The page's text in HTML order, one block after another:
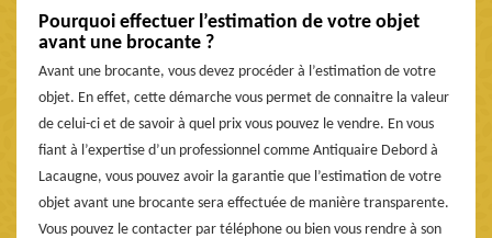
Pourquoi effectuer l’estimation de votre objet
avant une brocante ?
Avant une brocante, vous devez procéder à l’estimation de votre
objet. En effet, cette démarche vous permet de connaitre la valeur
de celui-ci et de savoir à quel prix vous pouvez le vendre. En vous
fiant à l’expertise d’un professionnel comme Antiquaire Debord à
Lacaugne, vous pouvez avoir la garantie que l’estimation de votre
objet avant une brocante sera effectuée de manière transparente.
Vous pouvez le contacter par téléphone ou bien vous rendre à son